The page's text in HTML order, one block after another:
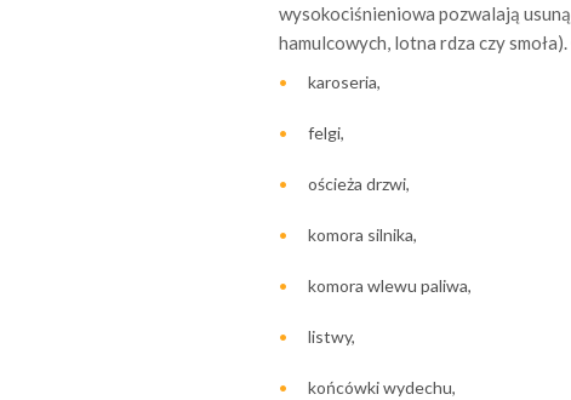
wysokociśnieniowa pozwalają
hamulcowych, lotna rdza czy
karoseria,
felgi,
ościeża drzwi,
komora silnika,
komora wlewu paliwa,
listwy,
końcówki wydechu,